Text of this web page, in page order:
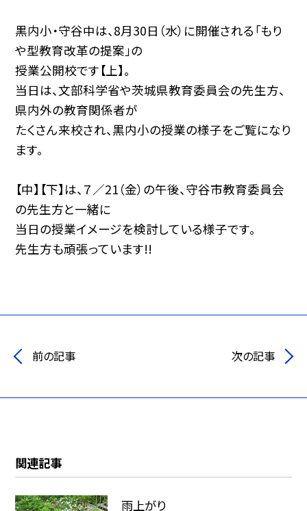
黒内小・守谷中は、8月30日（水）に開催される「もり
や型教育改革の提案」の
授業公開校です【上】。
当日は、文部科学省や茨城県教育委員会の先生方、
県内外の教育関係者が
たくさん来校され、黒内小の授業の様子をご覧になり
ます。
【中】【下】は、７／21（金）の午後、守谷市教育委員会
の先生方と一緒に
当日の授業イメージを検討している様子です。
先生方も頑張っています!!
前の記事 次の記事
関連記事
雨上がり